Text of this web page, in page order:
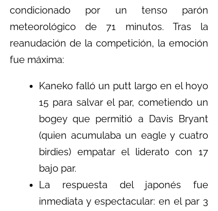
condicionado por un tenso parón
meteorológico de 71 minutos. Tras la
reanudación de la competición, la emoción
fue máxima:
Kaneko falló un putt largo en el hoyo
15 para salvar el par, cometiendo un
bogey que permitió a Davis Bryant
(quien acumulaba un eagle y cuatro
birdies) empatar el liderato con 17
bajo par.
La respuesta del japonés fue
inmediata y espectacular: en el par 3